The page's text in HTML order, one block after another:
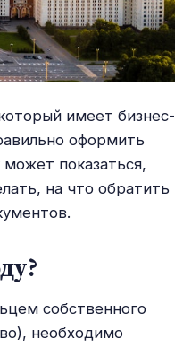
имеет бизнес-
оформить
показаться,
на что обратить
собственного
необходимо